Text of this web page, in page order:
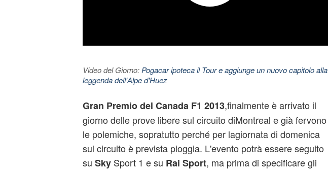
Video del Giorno: Pogacar ipoteca il Tour e aggiunge un nuovo capitolo alla
leggenda dell'Alpe d'Huez
Gran Premio del Canada F1 2013,finalmente è arrivato il
giorno delle prove libere sul circuito diMontreal e già fervono
le polemiche, sopratutto perché per lagiornata di domenica
sul circuito è prevista pioggia. L'evento potrà essere seguito
su Sky Sport 1 e su Rai Sport, ma prima di specificare gli